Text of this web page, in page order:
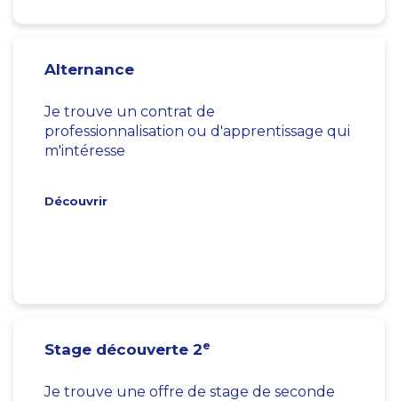
Alternance
Je trouve un contrat de
professionnalisation ou d'apprentissage qui
m'intéresse
Découvrir
Stage découverte 2e
Je trouve une offre de stage de seconde